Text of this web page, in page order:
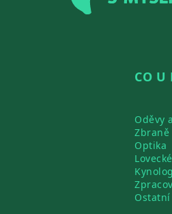
CO U
Oděvy
Optika
Ostatní